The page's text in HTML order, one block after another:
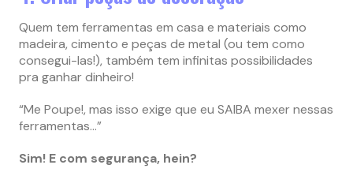
Quem tem ferramentas em casa e materiais como
madeira, cimento e peças de metal (ou tem como
consegui-las!), também tem infinitas possibilidades
pra ganhar dinheiro!
“Me Poupe!, mas isso exige que eu SAIBA mexer nessas
ferramentas…”
Sim! E com segurança, hein?